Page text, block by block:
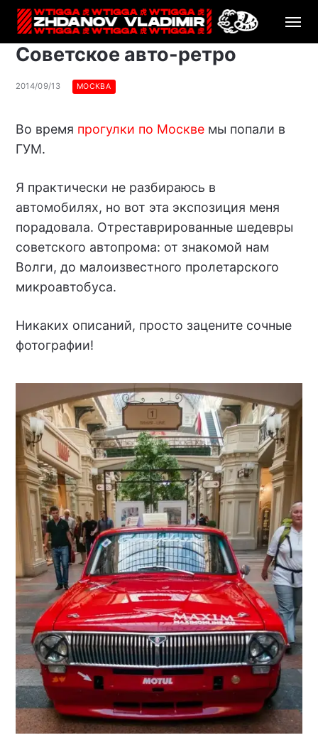
Советское авто-ретро
2014/09/13 МОСКВА
Во время прогулки по Москвемы попали в
ГУМ.
Я практически не разбираюсь в
автомобилях, но вот эта экспозиция меня
порадовала. Отреставрированные шедевры
советского автопрома: от знакомой нам
Волги, до малоизвестного пролетарского
микроавтобуса.
Никаких описаний, просто зацените сочные
фотографии!